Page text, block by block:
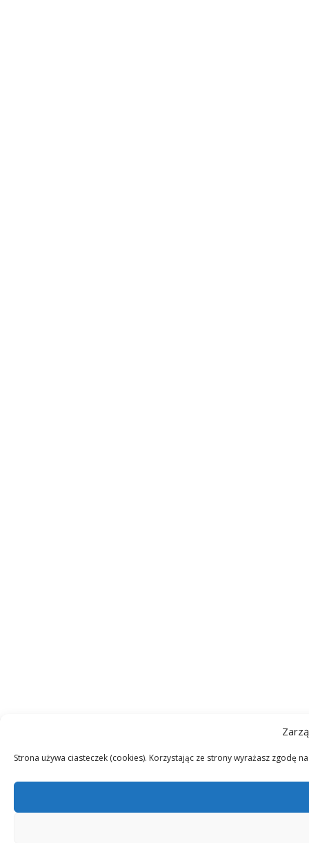
Strona używa ciasteczek (cookies). Korzystając ze strony wyrażasz zgodę